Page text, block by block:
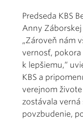
Predseda KBS
Anny
„Zároveň nám
vernosť,
k lepšiemu,“
KBS a
verejnom
zostávala
povzbudenie,